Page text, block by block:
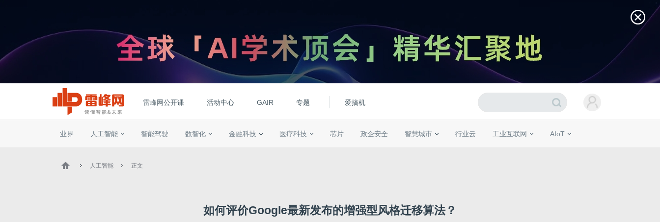
雷峰网公开课 活动中心 GAIR 专题 爱搞机
业界 人工智能 智能驾驶 数智化 金融科技 医疗科技 芯片 政企安全 智慧城市 行业云 工业互联网 AIoT
人工智能 正文
如何评价Google最新发布的增强型风格迁移算法？